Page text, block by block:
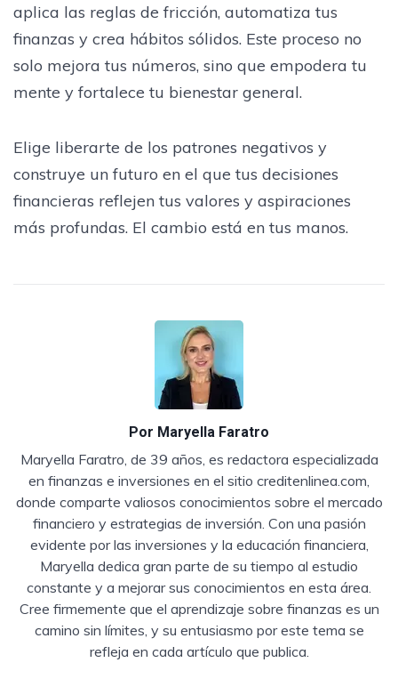
aplica las reglas de fricción, automatiza tus
finanzas y crea hábitos sólidos. Este proceso no
solo mejora tus números, sino que empodera tu
mente y fortalece tu bienestar general.
Elige liberarte de los patrones negativos y
construye un futuro en el que tus decisiones
financieras reflejen tus valores y aspiraciones
más profundas. El cambio está en tus manos.
Por Maryella Faratro
Maryella Faratro, de 39 años, es redactora especializada
en finanzas e inversiones en el sitio creditenlinea.com,
donde comparte valiosos conocimientos sobre el mercado
financiero y estrategias de inversión. Con una pasión
evidente por las inversiones y la educación financiera,
Maryella dedica gran parte de su tiempo al estudio
constante y a mejorar sus conocimientos en esta área.
Cree firmemente que el aprendizaje sobre finanzas es un
camino sin límites, y su entusiasmo por este tema se
refleja en cada artículo que publica.